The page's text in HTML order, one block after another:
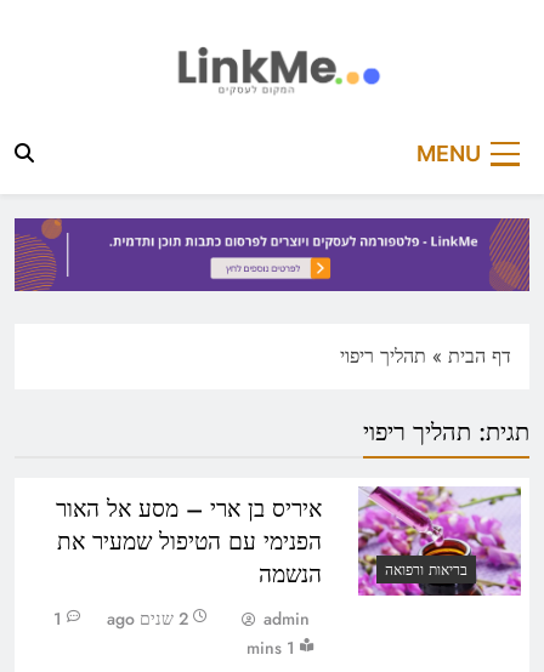
MENU
דף הבית » תהליך ריפוי
תגית: תהליך ריפוי
בריאות ורפואה
איריס בן ארי – מסע אל האור
הפנימי עם הטיפול שמעיר את
הנשמה
admin 2 שנים ago
1
1 mins